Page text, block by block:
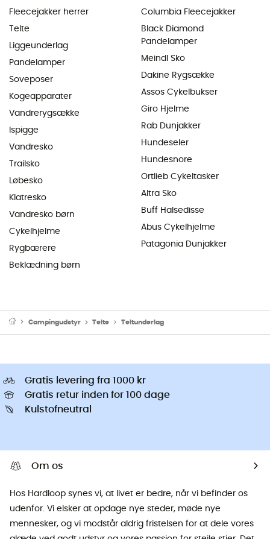
Fleecejakker herrer
Telte
Liggeunderlag
Pandelamper
Soveposer
Kogeapparater
Vandrerygsække
Ispigge
Vandresko
Trailsko
Løbesko
Klatresko
Vandresko børn
Cykelhjelme
Rygbærere
Beklædning børn
Columbia Fleecejakker
Black Diamond
Pandelamper
Meindl Sko
Dakine Rygsække
Assos Cykelbukser
Giro Hjelme
Rab Dunjakker
Hundeseler
Hundesnore
Ortlieb Cykeltasker
Altra Sko
Buff Halsedisse
Abus Cykelhjelme
Patagonia Dunjakker
Campingudstyr Telte Teltunderlag
Gratis levering fra 1000 kr
Gratis retur inden for 100 dage
Kulstofneutral
Om os
Hos Hardloop synes vi, at livet er bedre, når vi befinder os
udenfor. Vi elsker at opdage nye steder, møde nye
mennesker, og vi modstår aldrig fristelsen for at dele vores